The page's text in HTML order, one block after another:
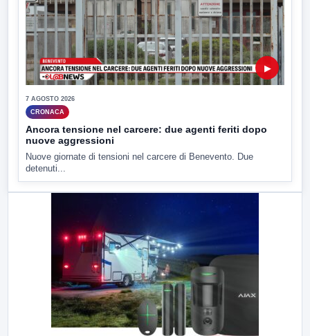
▶
7 AGOSTO 2026
CRONACA
Ancora tensione nel carcere: due agenti feriti dopo
nuove aggressioni
Nuove giornate di tensioni nel carcere di Benevento. Due
detenuti...